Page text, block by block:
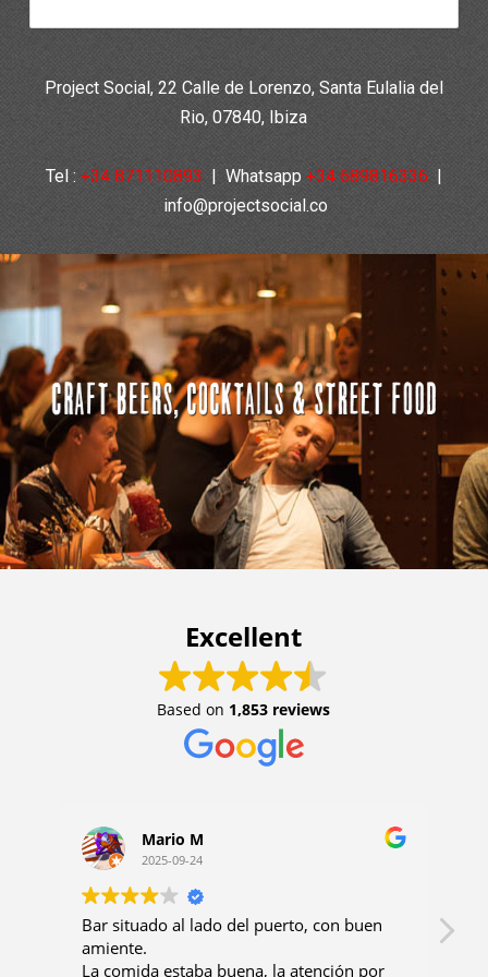
Project Social, 22 Calle de Lorenzo, Santa Eulalia del
Rio, 07840, Ibiza
Tel : +34 871110893 | Whatsapp +34 689816336 |
info@projectsocial.co
Excellent
Based on 1,853 reviews
Mario M
2025-09-24
Bar situado al lado del puerto, con buen
amiente.
La comida estaba buena, la atención por